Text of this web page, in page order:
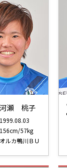
河瀬 桃子
1999.08.03
156cm/57kg
オルカ鴨川ＢＵ